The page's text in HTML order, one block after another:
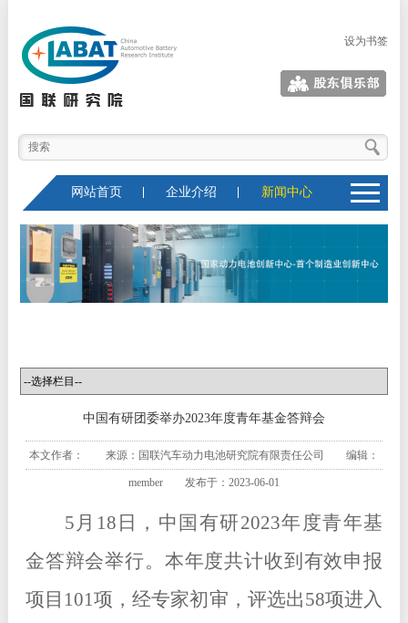
设为书签
股东俱乐部
网站首页 企业介绍 新闻中心
中国有研团委举办2023年度青年基金答辩会
本文作者： 来源：国联汽车动力电池研究院有限责任公司 编辑：
member 发布于：2023-06-01
5月18日，中国有研2023年度青年基
金答辩会举行。本年度共计收到有效申报
项目101项，经专家初审，评选出58项进入